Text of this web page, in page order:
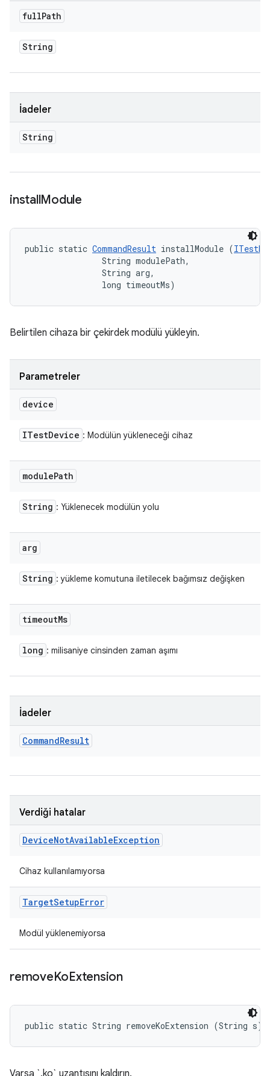
fullPath
String
İadeler
String
installModule
public static CommandResult installModule (
                String modulePath,
                String arg,
                long timeoutMs)
Belirtilen cihaza bir çekirdek modülü yükleyin.
Parametreler
device
ITestDevice : Modülün yükleneceği cihaz
modulePath
String : Yüklenecek modülün yolu
arg
String : yükleme komutuna iletilecek bağımsız değişken
timeoutMs
long : milisaniye cinsinden zaman aşımı
İadeler
CommandResult
Verdiği hatalar
DeviceNotAvailableException
Cihaz kullanılamıyorsa
TargetSetupError
Modül yüklenemiyorsa
removeKoExtension
public static String removeKoExtension (String s)
Varsa `.ko` uzantısını kaldırın.